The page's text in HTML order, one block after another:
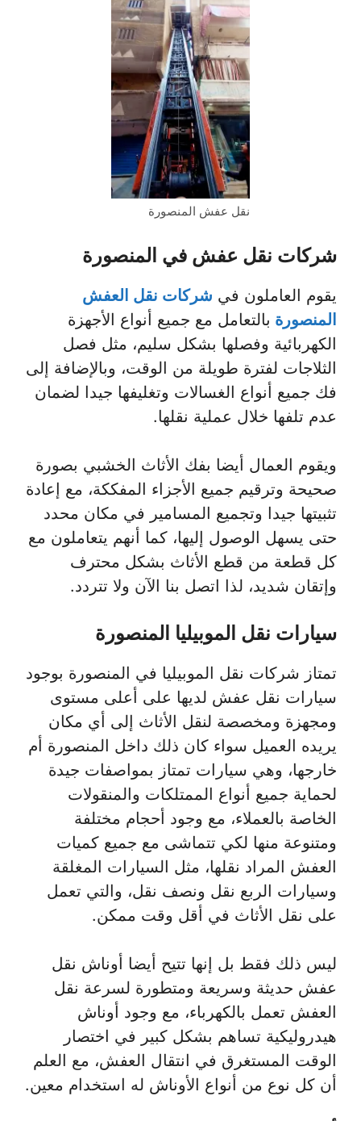
نقل عفش المنصورة
شركات نقل عفش في المنصورة
يقوم العاملون في شركات نقل العفش
المنصورة بالتعامل مع جميع أنواع الأجهزة
الكهربائية وفصلها بشكل سليم، مثل فصل
الثلاجات لفترة طويلة من الوقت، وبالإضافة إلى
فك جميع أنواع الغسالات وتغليفها جيدا لضمان
عدم تلفها خلال عملية نقلها.
ويقوم العمال أيضا بفك الأثاث الخشبي بصورة
صحيحة وترقيم جميع الأجزاء المفككة، مع إعادة
تثبيتها جيدا وتجميع المسامير في مكان محدد
حتى يسهل الوصول إليها، كما أنهم يتعاملون مع
كل قطعة من قطع الأثاث بشكل محترف
وإتقان شديد، لذا اتصل بنا الآن ولا تتردد.
سيارات نقل الموبيليا المنصورة
تمتاز شركات نقل الموبيليا في المنصورة بوجود
سيارات نقل عفش لديها على أعلى مستوى
ومجهزة ومخصصة لنقل الأثاث إلى أي مكان
يريده العميل سواء كان ذلك داخل المنصورة أم
خارجها، وهي سيارات تمتاز بمواصفات جيدة
لحماية جميع أنواع الممتلكات والمنقولات
الخاصة بالعملاء، مع وجود أحجام مختلفة
ومتنوعة منها لكي تتماشى مع جميع كميات
العفش المراد نقلها، مثل السيارات المغلقة
وسيارات الربع نقل ونصف نقل، والتي تعمل
على نقل الأثاث في أقل وقت ممكن.
ليس ذلك فقط بل إنها تتيح أيضا أوناش نقل
عفش حديثة وسريعة ومتطورة لسرعة نقل
العفش تعمل بالكهرباء، مع وجود أوناش
هيدروليكية تساهم بشكل كبير في اختصار
الوقت المستغرق في انتقال العفش، مع العلم
أن كل نوع من أنواع الأوناش له استخدام معين.